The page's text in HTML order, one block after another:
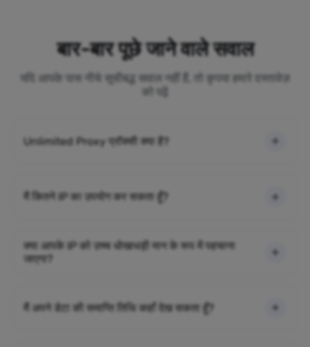
बार-बार पूछे जाने वाले सवाल
यदि आपके पास नीचे सूचीबद्ध सवाल नहीं हैं, तो कृपया हमारे दस्तावेज़
को पढ़ें
Unlimited Proxy प्रॉक्सी क्या है?
मैं कितने IP का उपयोग कर सकता हूँ?
क्या आपके IP को उच्च धोखाधड़ी मान के रूप में पहचाना
जाएगा?
मैं अपने डेटा की समाप्ति तिथि कहाँ देख सकता हूँ?